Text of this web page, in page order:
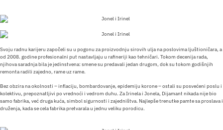
Svoju radnu karijeru započeli su u pogonu za proizvodnju sirovih ulja na poslovima ljuštioničara, a
od 2008. godine profesionalni put nastavljaju u rafineriji kao tehničari. Tokom decenija rada,
njihova saradnja bila je jedinstvena: smene su predavali jedan drugom, dok su tokom godišnjih
remonta radili zajedno, rame uz rame.
Bez obzira na okolnosti – inflaciju, bombardovanje, epidemiju korone – ostali su posvećeni poslu i
kolektivu, prepoznatljivi po vrednoći i vedrom duhu. Za Irinela i Jonela, Dijamant nikada nije bio
samo fabrika, već druga kuća, simbol sigurnosti i zajedništva. Najlepše trenutke pamte sa proslava i
druženja, kada se cela fabrika pretvarala u jednu veliku porodicu.